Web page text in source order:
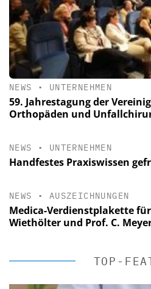
NEWS • UNTERNEHMEN
59. Jahrestagung der
Orthopäden und
NEWS • UNTERNEHMEN
Handfestes Praxiswissen
NEWS • AUSZEICHNUNGEN
Medica-Verdienstplakette für
Wiethölter und Prof. C.
TOP-